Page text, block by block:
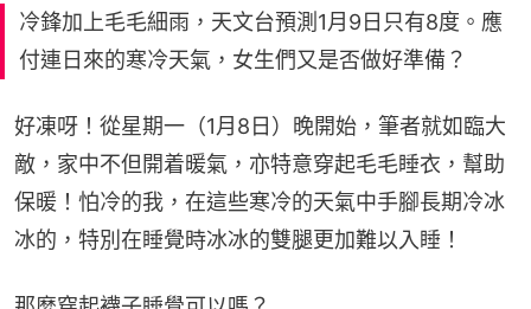
冷鋒加上毛毛細雨，天文台預測1月9日只有8度。應
付連日來的寒冷天氣，女生們又是否做好準備？
好凍呀！從星期一（1月8日）晚開始，筆者就如臨大
敵，家中不但開着暖氣，亦特意穿起毛毛睡衣，幫助
保暖！怕冷的我，在這些寒冷的天氣中手腳長期冷冰
冰的，特別在睡覺時冰冰的雙腿更加難以入睡！